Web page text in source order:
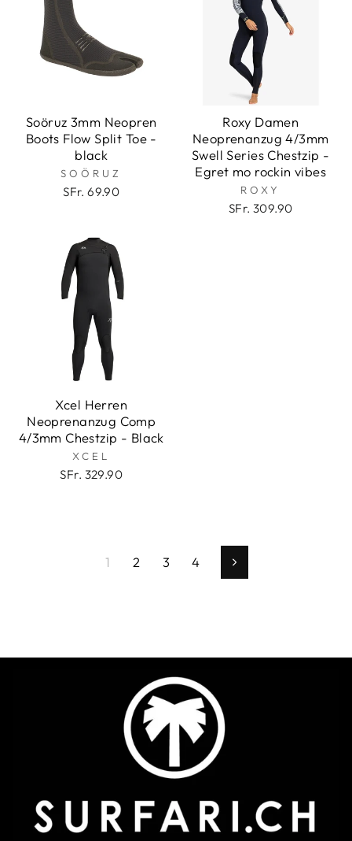
Soöruz 3mm Neopren
Boots Flow Split Toe -
black
SOÖRUZ
SFr. 69.90
Roxy Damen
Neoprenanzug 4/3mm
Swell Series Chestzip -
Egret mo rockin vibes
ROXY
SFr. 309.90
Xcel Herren
Neoprenanzug Comp
4/3mm Chestzip - Black
XCEL
SFr. 329.90
1 2 3 4 Vorwärts